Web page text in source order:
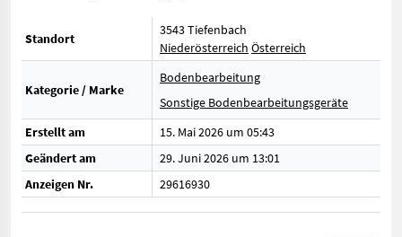
Standort
3543 Tiefenbach
Niederösterreich Österreich
Kategorie / Marke
Bodenbearbeitung
Sonstige Bodenbearbeitungsgeräte
Erstellt am
15. Mai 2026 um 05:43
Geändert am
29. Juni 2026 um 13:01
Anzeigen Nr.
29616930